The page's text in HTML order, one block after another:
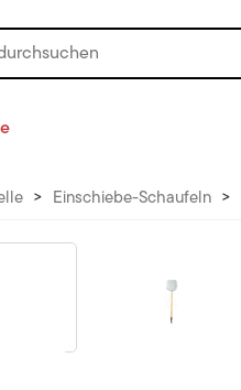
> Einschiebe-Schaufeln >